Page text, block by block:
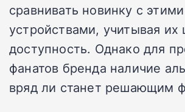
сравнивать новинку с этими
устройствами, учитывая их
доступность. Однако для
фанатов бренда наличие
вряд ли станет решающим